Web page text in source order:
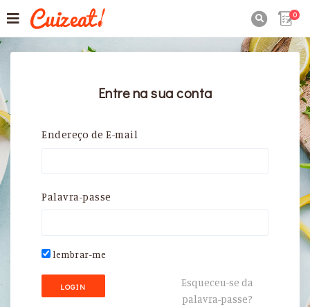
0
Entre na sua conta
Endereço de E-mail
Palavra-passe
lembrar-me
LOGIN
Esqueceu-se da
palavra-passe?